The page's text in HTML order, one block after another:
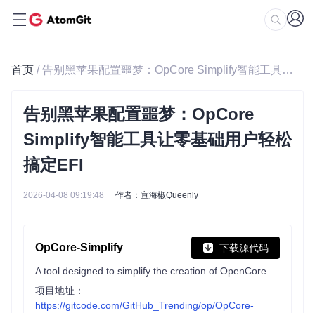
首页 / 告别黑苹果配置噩梦：OpCore Simplify智能工具让零基础用户轻松搞定EFI
告别黑苹果配置噩梦：OpCore
Simplify智能工具让零基础用户轻松
搞定EFI
2026-04-08 09:19:48 作者：宣海椒Queenly
OpCore-Simplify 下载源代码
项目地址：
https://gitcode.com/GitHub_Trending/op/OpCore-